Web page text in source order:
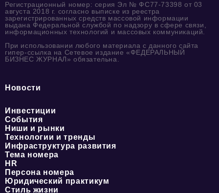
Регистрационный номер: серия Эл № ФС77-73398 от 03
августа 2018 г. согласно выписке из реестра
зарегистрированных средств массовой информации
выдана Федеральной службой по надзору в сфере связи,
информационных технологий и массовых коммуникаций.
При использовании любого материала с данного сайта
гипер-ссылка на Сетевое издание «ФЕДЕРАЛЬНЫЙ
БИЗНЕС ЖУРНАЛ» обязательна.
Новости
Инвестиции
События
Ниши и рынки
Технологии и тренды
Инфраструктура развития
Тема номера
HR
Персона номера
Юридический практикум
Стиль жизни